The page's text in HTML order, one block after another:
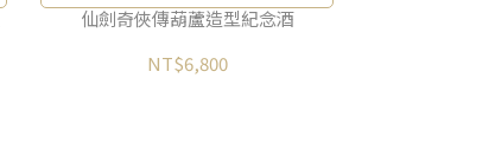
仙劍奇俠傳葫蘆造型紀念酒
NT$6,800